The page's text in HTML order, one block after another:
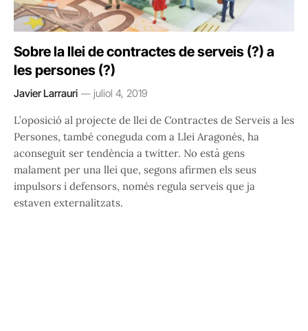
Sobre la llei de contractes de serveis (?) a
les persones (?)
Javier Larrauri juliol 4, 2019
L’oposició al projecte de llei de Contractes de Serveis a les
Persones, també coneguda com a Llei Aragonès, ha
aconseguit ser tendència a twitter. No està gens
malament per una llei que, segons afirmen els seus
impulsors i defensors, només regula serveis que ja
estaven externalitzats.